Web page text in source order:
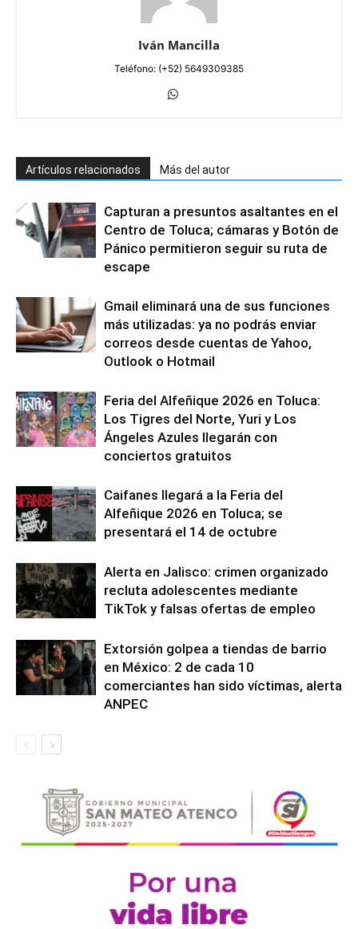
Iván Mancilla
Teléfono: (+52) 5649309385
Artículos relacionados Más del autor
Capturan a presuntos asaltantes en el
Centro de Toluca; cámaras y Botón de
Pánico permitieron seguir su ruta de
escape
Gmail eliminará una de sus funciones
más utilizadas: ya no podrás enviar
correos desde cuentas de Yahoo,
Outlook o Hotmail
Feria del Alfeñique 2026 en Toluca:
Los Tigres del Norte, Yuri y Los
Ángeles Azules llegarán con
conciertos gratuitos
Caifanes llegará a la Feria del
Alfeñique 2026 en Toluca; se
presentará el 14 de octubre
Alerta en Jalisco: crimen organizado
recluta adolescentes mediante
TikTok y falsas ofertas de empleo
Extorsión golpea a tiendas de barrio
en México: 2 de cada 10
comerciantes han sido víctimas, alerta
ANPEC